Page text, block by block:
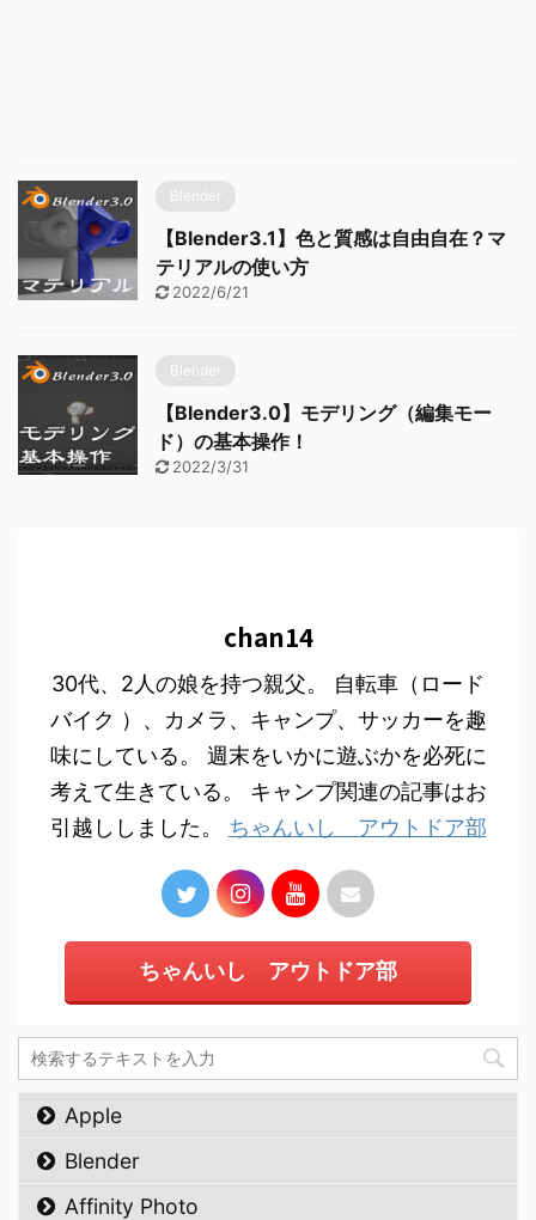
Blender
【Blender3.1】色と質感は自由自在？マ
テリアルの使い方
2022/6/21
Blender
【Blender3.0】モデリング（編集モー
ド）の基本操作！
2022/3/31
chan14
30代、2人の娘を持つ親父。 自転車（ロード
バイク ）、カメラ、キャンプ、サッカーを趣
味にしている。 週末をいかに遊ぶかを必死に
考えて生きている。 キャンプ関連の記事はお
引越ししました。 ちゃんいし アウトドア部
ちゃんいし アウトドア部
Apple
Blender
Affinity Photo